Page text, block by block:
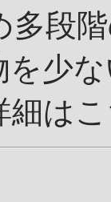
多段
を少
細は